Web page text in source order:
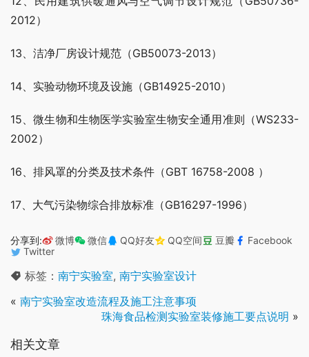
2012）
13、洁净厂房设计规范（GB50073-2013）
14、实验动物环境及设施（GB14925-2010）
15、微生物和生物医学实验室生物安全通用准则（WS233-
2002）
16、排风罩的分类及技术条件（GBT 16758-2008 ）
17、大气污染物综合排放标准（GB16297-1996）
分享到: 微博 微信 QQ好友 QQ空间 豆瓣
Facebook
Twitter
标签： 南宁实验室, 南宁实验室设计
« 南宁实验室改造流程及施工注意事项
珠海食品检测实验室装修施工要点说明 »
相关文章